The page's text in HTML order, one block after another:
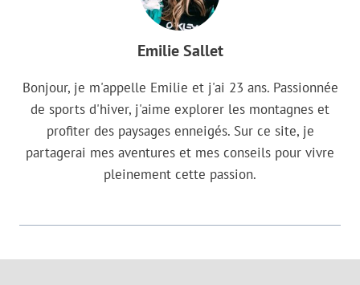
Emilie Sallet
Bonjour, je m'appelle Emilie et j'ai 23 ans. Passionnée
de sports d'hiver, j'aime explorer les montagnes et
profiter des paysages enneigés. Sur ce site, je
partagerai mes aventures et mes conseils pour vivre
pleinement cette passion.